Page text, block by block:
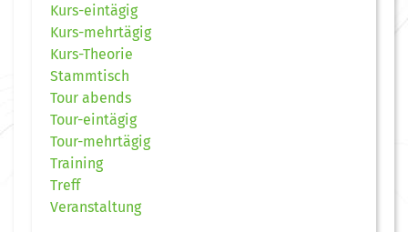
Kurs-eintägig
Kurs-mehrtägig
Kurs-Theorie
Stammtisch
Tour abends
Tour-eintägig
Tour-mehrtägig
Training
Treff
Veranstaltung